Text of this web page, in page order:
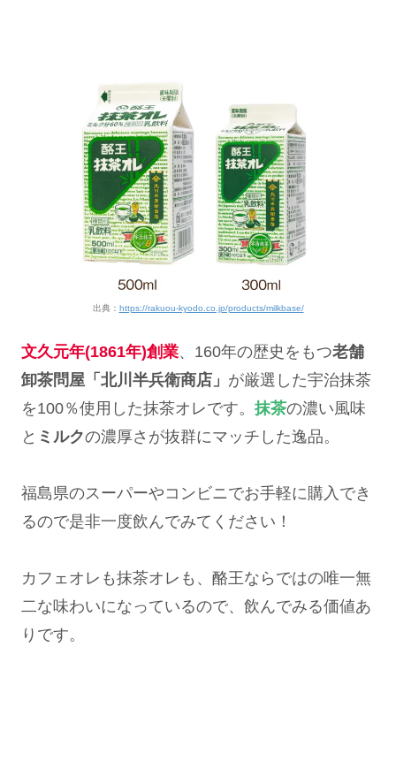
出典： https://rakuou-kyodo.co.jp/products/milkbase/
文久元年(1861年)創業、160年の歴史をもつ老舗
卸茶問屋「北川半兵衛商店」 が厳選した宇治抹茶
を100％使用した抹茶オレです。 抹茶の濃い風味
と ミルクの濃厚さが抜群にマッチした逸品。
福島県のスーパーやコンビニでお手軽に購入でき
るので是非一度飲んでみてください！
カフェオレも抹茶オレも、酪王ならではの唯一無
二な味わいになっているので、飲んでみる価値あ
りです。